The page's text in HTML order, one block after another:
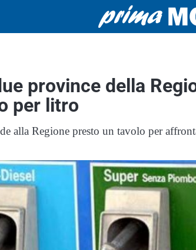
province della
per litro
alla Regione presto un tavolo per